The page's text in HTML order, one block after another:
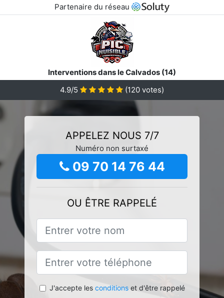
Partenaire du réseau
Interventions dans le Calvados (14)
4.9/5
(120 votes)
APPELEZ NOUS 7/7
Numéro non surtaxé
09 70 14 76 44
OU ÊTRE RAPPELÉ
J'accepte les conditionset d'être rappelé